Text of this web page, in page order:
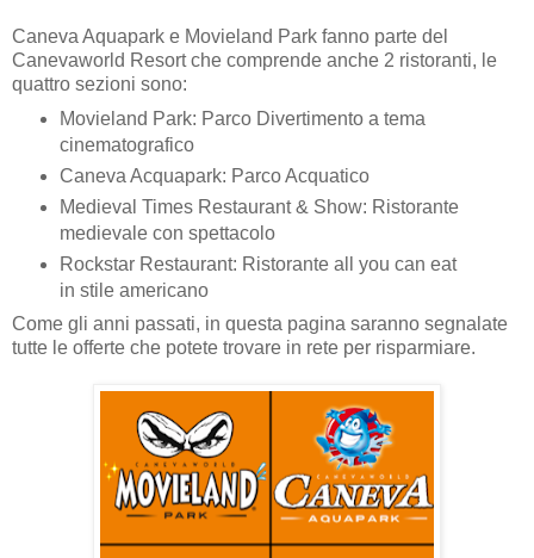
Caneva Aquapark e Movieland Park fanno parte del
Canevaworld Resort che comprende anche 2 ristoranti, le
quattro sezioni sono:
Movieland Park: Parco Divertimento a tema
cinematografico
Caneva Acquapark: Parco Acquatico
Medieval Times Restaurant & Show: Ristorante
medievale con spettacolo
Rockstar Restaurant: Ristorante all you can eat
in stile americano
Come gli anni passati, in questa pagina saranno segnalate
tutte le offerte che potete trovare in rete per risparmiare.